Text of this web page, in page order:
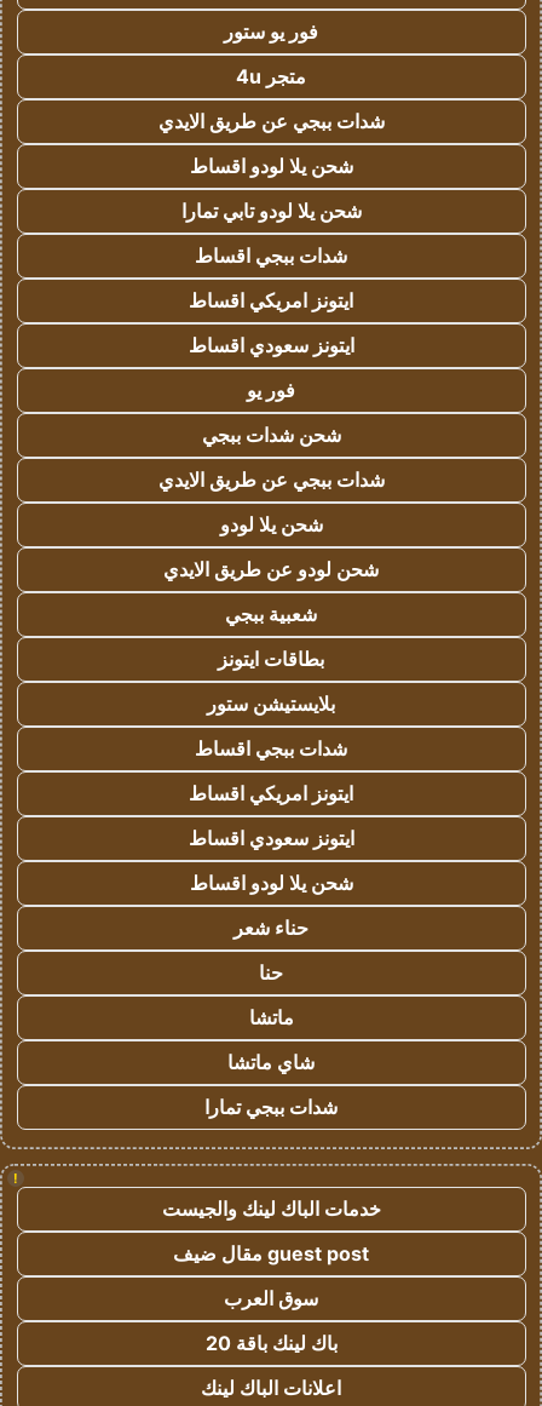
فور يو ستور
متجر 4u
شدات ببجي عن طريق الايدي
شحن يلا لودو اقساط
شحن يلا لودو تابي تمارا
شدات ببجي اقساط
ايتونز امريكي اقساط
ايتونز سعودي اقساط
فور يو
شحن شدات ببجي
شدات ببجي عن طريق الايدي
شحن يلا لودو
شحن لودو عن طريق الايدي
شعبية ببجي
بطاقات ايتونز
بلايستيشن ستور
شدات ببجي اقساط
ايتونز امريكي اقساط
ايتونز سعودي اقساط
شحن يلا لودو اقساط
حناء شعر
حنا
ماتشا
شاي ماتشا
شدات ببجي تمارا
!
خدمات الباك لينك والجيست
guest post مقال ضيف
سوق العرب
باك لينك باقة 20
اعلانات الباك لينك